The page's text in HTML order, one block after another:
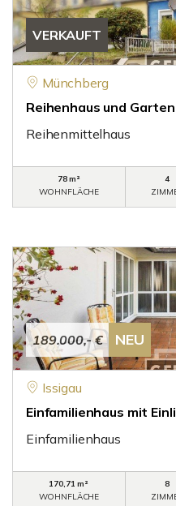
VERKAUFT
Münchberg
Reihenhaus und
Reihenmittelhaus
78 m²
WOHNFLÄCHE
4
189.000,- € NEU
Issigau
Einfamilienhaus mit
Einfamilienhaus
170,71 m²
WOHNFLÄCHE
8